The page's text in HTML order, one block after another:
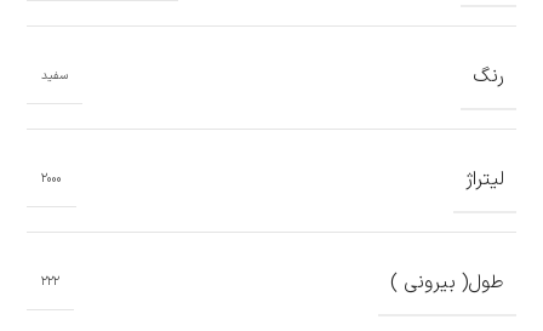
رنگ سفید
لیتراژ 2000
طول( بیرونی ) 222